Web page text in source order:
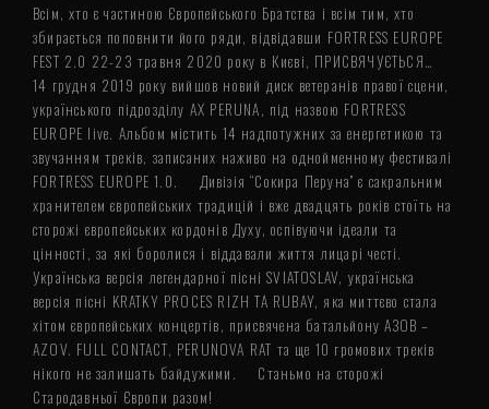
Всім, хто є частиною Європейського Братства і всім тим, хто
збирається поповнити його ряди, відвідавши FORTRESS EUROPE
FEST 2.0 22-23 травня 2020 року в Києві, ПРИСВЯЧУЄТЬСЯ… ⠀
14 грудня 2019 року вийшов новий диск ветеранів правої сцени,
українського підрозділу AX PERUNA, під назвою FORTRESS
EUROPE live. Альбом містить 14 надпотужних за енергетикою та
звучанням треків, записаних наживо на однойменному фестивалі
FORTRESS EUROPE 1.0. ⠀ Дивізія “Сокира Перуна” є сакральним
хранителем європейських традицій і вже двадцять років стоїть на
сторожі європейських кордонів Духу, оспівуючи ідеали та
цінності, за які боролися і віддавали життя лицарі честі. ⠀
Українська версія легендарної пісні SVIATOSLAV, українська
версія пісні KRATKY PROCES RIZH TA RUBAY, яка миттєво стала
хітом європейських концертів, присвячена батальйону АЗОВ –
AZOV. FULL CONTACT, PERUNOVA RAT та ще 10 громових треків
нікого не залишать байдужими. ⠀ Станьмо на сторожі
Стародавньої Європи разом!